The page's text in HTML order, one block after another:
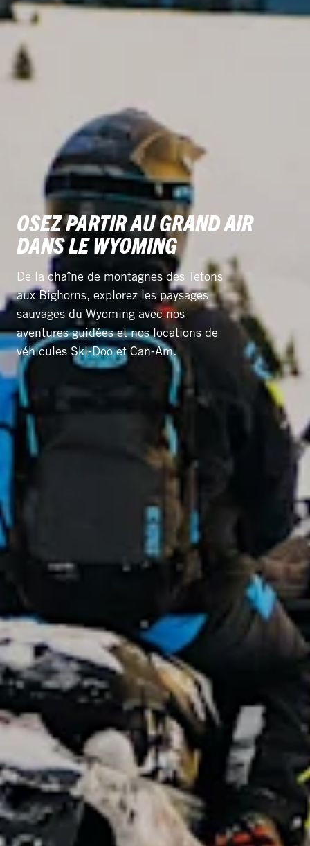
OSEZ PARTIR AU GRAND AIR
DANS LE WYOMING
De la chaîne de montagnes des Tetons
aux Bighorns, explorez les paysages
sauvages du Wyoming avec nos
aventures guidées et nos locations de
véhicules Ski‑Doo et Can‑Am.